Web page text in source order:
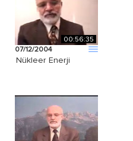
00:56:35
07/12/2004
Nükleer Enerji